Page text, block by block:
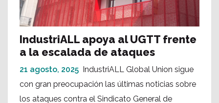
IndustriALL apoya al UGTT frente
a la escalada de ataques
21 agosto, 2025 IndustriALL Global Union sigue
con gran preocupación las últimas noticias sobre
los ataques contra el Sindicato General de